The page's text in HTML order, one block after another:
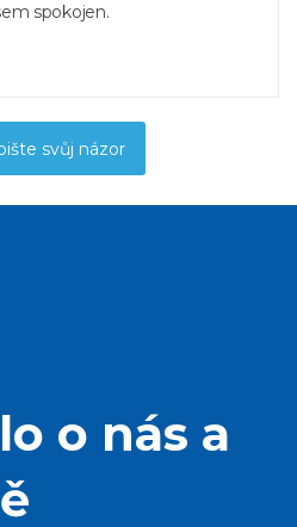
spokojen.
svůj názor
o nás a